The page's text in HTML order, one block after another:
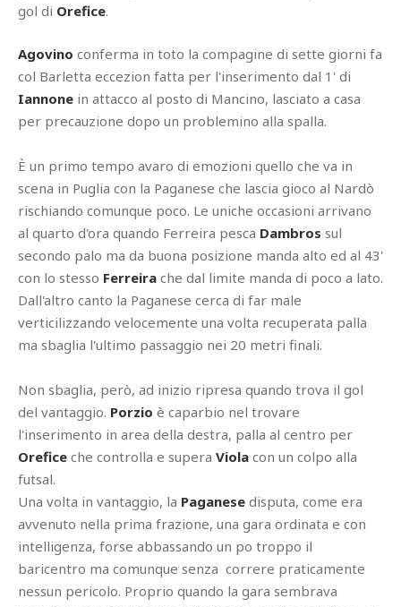
gol di Orefice.
Agovino conferma in toto la compagine di sette giorni fa
col Barletta eccezion fatta per l'inserimento dal 1' di
Iannone in attacco al posto di Mancino, lasciato a casa
per precauzione dopo un problemino alla spalla.
È un primo tempo avaro di emozioni quello che va in
scena in Puglia con la Paganese che lascia gioco al Nardò
rischiando comunque poco. Le uniche occasioni arrivano
al quarto d'ora quando Ferreira pesca Dambros sul
secondo palo ma da buona posizione manda alto ed al 43'
con lo stesso Ferreira che dal limite manda di poco a lato.
Dall'altro canto la Paganese cerca di far male
verticilizzando velocemente una volta recuperata palla
ma sbaglia l'ultimo passaggio nei 20 metri finali.
Non sbaglia, però, ad inizio ripresa quando trova il gol
del vantaggio. Porzio è caparbio nel trovare
l'inserimento in area della destra, palla al centro per
Orefice che controlla e supera Viola con un colpo alla
futsal.
Una volta in vantaggio, la Paganese disputa, come era
avvenuto nella prima frazione, una gara ordinata e con
intelligenza, forse abbassando un po troppo il
baricentro ma comunque senza correre praticamente
nessun pericolo. Proprio quando la gara sembrava